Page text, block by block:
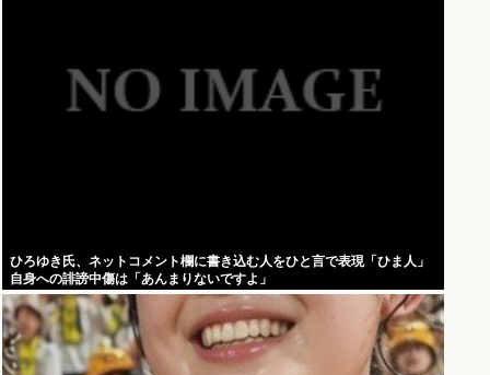
ひろゆき氏、ネットコメント欄に書き込む人をひと言で表現「ひま人」
自身への誹謗中傷は「あんまりないですよ」